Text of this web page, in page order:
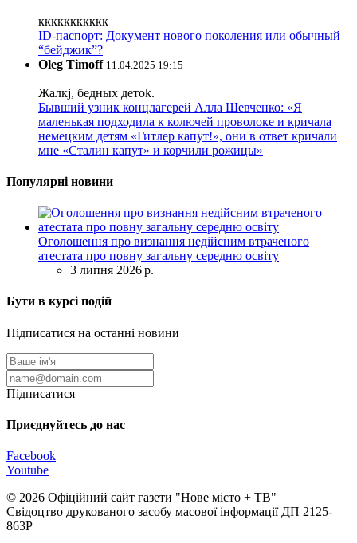
ккккккккккк
ID-паспорт: Документ нового поколения или обычный
“бейджик”?
Oleg Timoff 11.04.2025 19:15
Жалкj, бедных детok.
Бывший узник концлагерей Алла Шевченко: «Я
маленькая подходила к колючей проволоке и кричала
немецким детям «Гитлер капут!», они в ответ кричали
мне «Сталин капут» и корчили рожицы»
Популярні новини
Оголошення про визнання недійсним втраченого
атестата про повну загальну середню освіту
3 липня 2026 р.
Бути в курсі подій
Підписатися на останні новини
Підписатися
Приєднуйтесь до нас
Facebook
Youtube
© 2026 Офіційний сайт газети "Нове мiсто + ТВ"
Свідоцтво друкованого засобу масової інформації ДП 2125-
863Р